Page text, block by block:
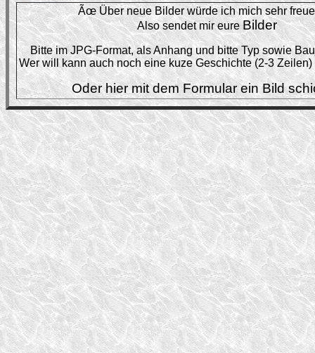
Ãœ Über neue Bilder würde ich mich sehr
Also sendet mir eure Bilder
Bitte im JPG-Format, als Anhang und bitte Typ sowie
Wer will kann auch noch eine kuze Geschichte (2-3
Oder hier mit dem Formular ein Bild